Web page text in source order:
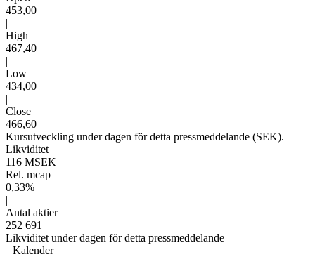
453,00
|
High
467,40
|
Low
434,00
|
Close
466,60
Kursutveckling under dagen för detta pressmeddelande (SEK).
Likviditet
116 MSEK
Rel. mcap
0,33%
|
Antal aktier
252 691
Likviditet under dagen för detta pressmeddelande
Kalender